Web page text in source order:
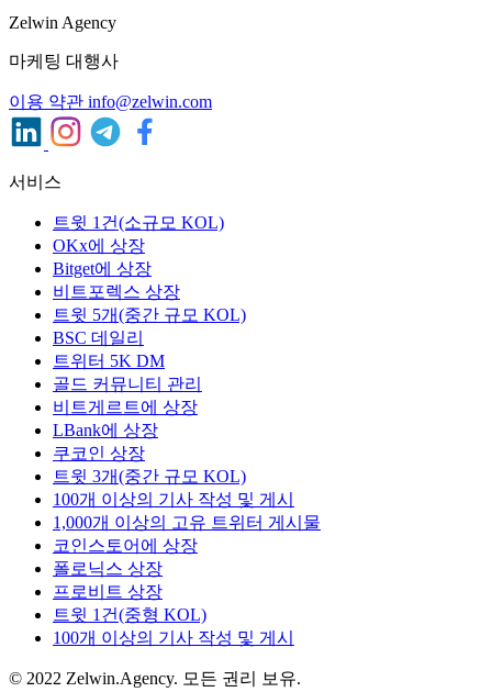
Zelwin Agency
마케팅 대행사
이용 약관 info@zelwin.com
서비스
트윗 1건(소규모 KOL)
OKx에 상장
Bitget에 상장
비트포렉스 상장
트윗 5개(중간 규모 KOL)
BSC 데일리
트위터 5K DM
골드 커뮤니티 관리
비트게르트에 상장
LBank에 상장
쿠코인 상장
트윗 3개(중간 규모 KOL)
100개 이상의 기사 작성 및 게시
1,000개 이상의 고유 트위터 게시물
코인스토어에 상장
폴로닉스 상장
프로비트 상장
트윗 1건(중형 KOL)
100개 이상의 기사 작성 및 게시
© 2022 Zelwin.Agency. 모든 권리 보유.